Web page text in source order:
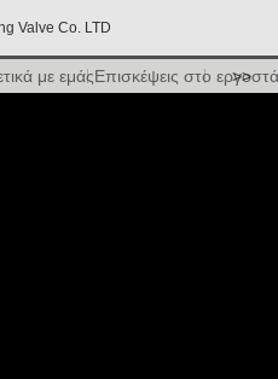
Valve Co. LTD
με εμάςΕπισκέψεις στο >>